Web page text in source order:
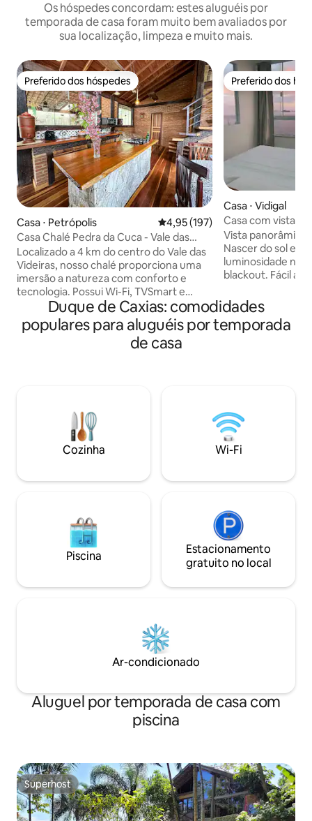
Os hóspedes concordam: estes aluguéis por
temporada de casa foram muito bem avaliados por
sua localização, limpeza e muito mais.
Preferido dos hóspedes
Preferido dos hóspedes
Casa ⋅ Petrópolis 4,95 de uma avaliação média de
4,95 (197)
Casa Chalé Pedra da Cuca - Vale das
Videiras
Localizado a 4 km do centro do Vale das
Videiras, nosso chalé proporciona uma
imersão a natureza com conforto e
tecnologia. Possui Wi-Fi, TVSmart e
máquina Nespresso para desfrutar suas
bebidas favoritas. O chalé possui uma
suíte, mezanino para até 4 pessoas,
banheiro social, cozinha completa e sala
e Sete Quedas. Aceitamos animais de
Preferido dos
Preferido dos
Casa ⋅ Vidigal
Casa com vista
praias.
Vista panorâmica
Nascer do sol em
luminosidade
blackout. Fácil
Está a 8 minutos
e de carro, a 5 e
Leblon e
Duque de Caxias: comodidades
populares para aluguéis por temporada
de casa
Cozinha Wi-Fi
Piscina
Estacionamento
gratuito no local
Ar-condicionado
Aluguel por temporada de casa com
piscina
Superhost
Superhost